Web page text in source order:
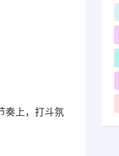
奏上，打斗氛